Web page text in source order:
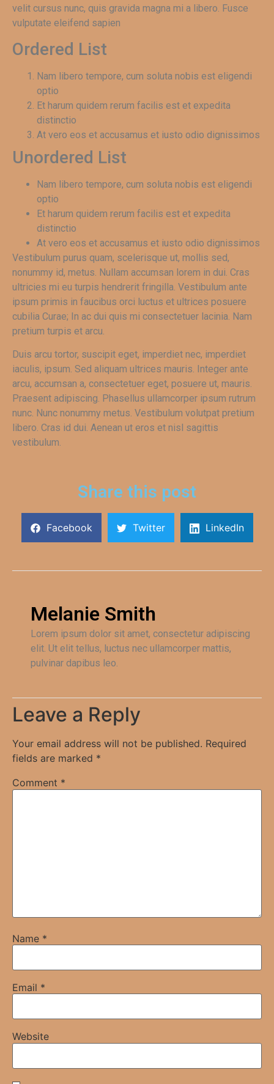
velit cursus nunc, quis gravida magna mi a libero. Fusce
vulputate eleifend sapien
Ordered List
Nam libero tempore, cum soluta nobis est eligendi
optio
Et harum quidem rerum facilis est et expedita
distinctio
At vero eos et accusamus et iusto odio dignissimos
Unordered List
Nam libero tempore, cum soluta nobis est eligendi
optio
Et harum quidem rerum facilis est et expedita
distinctio
At vero eos et accusamus et iusto odio dignissimos
Vestibulum purus quam, scelerisque ut, mollis sed,
nonummy id, metus. Nullam accumsan lorem in dui. Cras
ultricies mi eu turpis hendrerit fringilla. Vestibulum ante
ipsum primis in faucibus orci luctus et ultrices posuere
cubilia Curae; In ac dui quis mi consectetuer lacinia. Nam
pretium turpis et arcu.
Duis arcu tortor, suscipit eget, imperdiet nec, imperdiet
iaculis, ipsum. Sed aliquam ultrices mauris. Integer ante
arcu, accumsan a, consectetuer eget, posuere ut, mauris.
Praesent adipiscing. Phasellus ullamcorper ipsum rutrum
nunc. Nunc nonummy metus. Vestibulum volutpat pretium
libero. Cras id dui. Aenean ut eros et nisl sagittis
vestibulum.
Share this post
Facebook Twitter LinkedIn
Melanie Smith
Lorem ipsum dolor sit amet, consectetur adipiscing
elit. Ut elit tellus, luctus nec ullamcorper mattis,
pulvinar dapibus leo.
Leave a Reply
Your email address will not be published. Required
fields are marked *
Comment *
Name *
Email *
Website